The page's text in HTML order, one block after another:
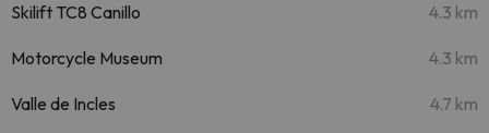
Skilift TC8 Canillo 4.3 km
Motorcycle Museum 4.3 km
Valle de Incles 4.7 km